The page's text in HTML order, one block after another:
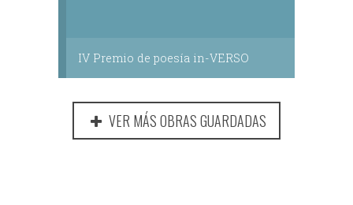
IV Premio de poesía in-VERSO
VER MÁS OBRAS GUARDADAS